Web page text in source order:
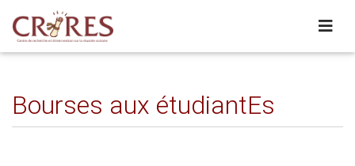
Bourses aux étudiantEs